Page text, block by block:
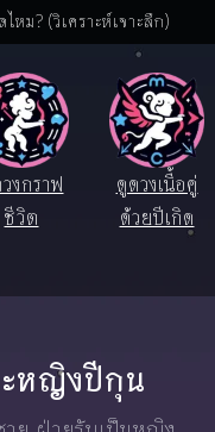
ม? (วิเคราะห์เจาะลึก)
งกราฟ
ชีวิต
ดูดวงเนื้อคู่
ด้วยปีเกิด
หญิงปีกุน